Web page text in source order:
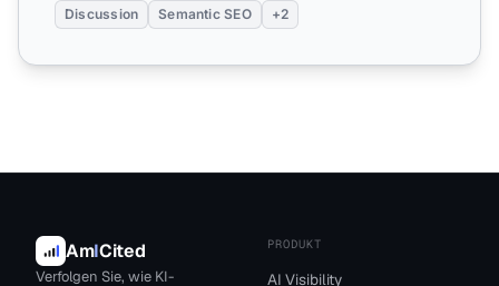
Discussion Semantic SEO +2
AmICited
Verfolgen Sie, wie KI-
PRODUKT
AI Visibility